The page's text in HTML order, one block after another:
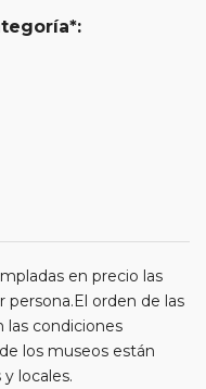
en precio las
persona.El orden de las
las condiciones
los museos están
locales.